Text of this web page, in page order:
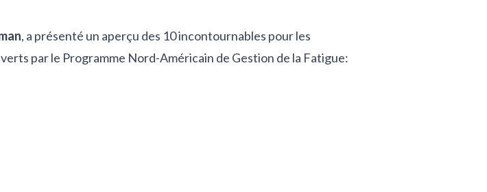
, a présenté un aperçu des 10 incontournables pour les
par le Programme Nord-Américain de Gestion de la Fatigue: